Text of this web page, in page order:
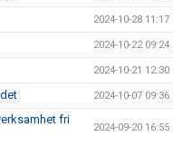
2024-10-28 11:17
2024-10-22 09:24
2024-10-21 12:30
2024-10-07 09:36
fri
2024-09-20 16:55